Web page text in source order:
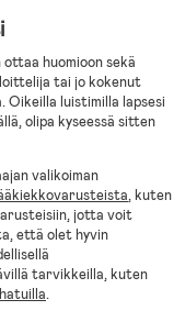
huomioon sekä
tai jo kokenut
Oikeilla luistimilla lapsesi
olipa kyseessä sitten
valikoiman
, kuten
jotta voit
että olet hyvin
tarvikkeilla, kuten
.